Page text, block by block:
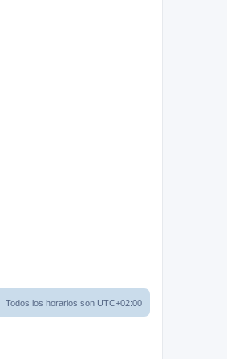
Todos los horarios son UTC+02:00